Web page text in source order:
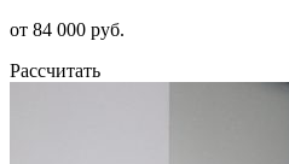
от 84 000 руб.
Рассчитать